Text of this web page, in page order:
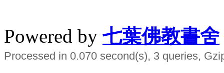
Powered by 七葉佛教書舍
Processed in 0.070 second(s), 3 queries,